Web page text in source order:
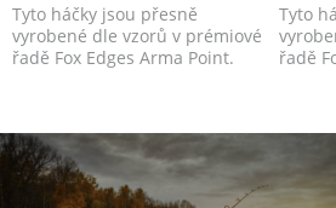
Tyto háčky jsou přesně
vyrobené dle vzorů v prémiové
řadě Fox Edges Arma Point.
Tyto
řadě